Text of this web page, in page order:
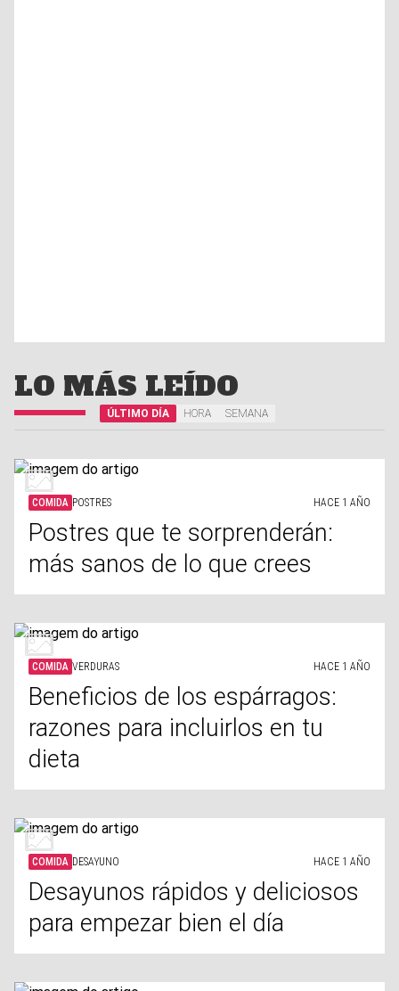
LO MÁS LEÍDO
ÚLTIMO DÍA HORA SEMANA
COMIDA POSTRES HACE 1 AÑO
Postres que te sorprenderán:
más sanos de lo que crees
COMIDA VERDURAS HACE 1 AÑO
Beneficios de los espárragos:
razones para incluirlos en tu
dieta
COMIDA DESAYUNO HACE 1 AÑO
Desayunos rápidos y deliciosos
para empezar bien el día